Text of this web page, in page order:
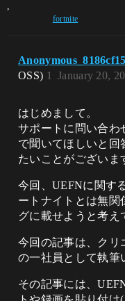
,
fortnite
OSS)
January 20,
1
はじめまして。
サポートに問い合わ
で聞いてほしいと回
たいことがございま
今回、UEFNに関す
ートナイトとは無関
グに載せようと考え
今回の記事は、クリ
の一社員として執筆
その記事には、